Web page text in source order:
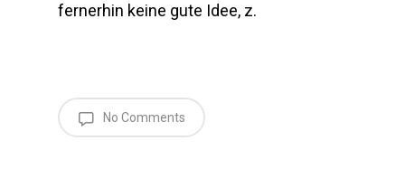
fernerhin keine gute Idee, z.
No Comments